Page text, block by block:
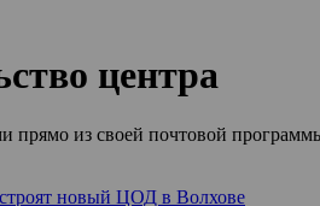
центра
прямо из своей почтовой